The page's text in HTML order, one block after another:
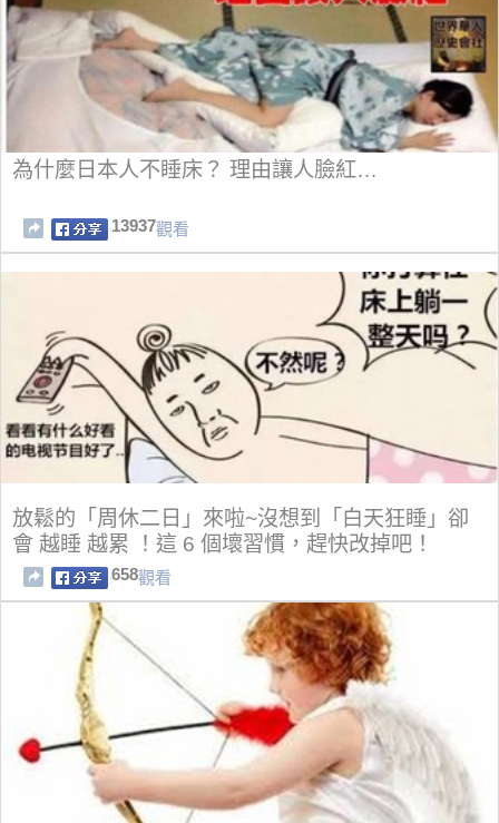
為什麼日本人不睡床？ 理由讓人臉紅…
13937觀看
放鬆的「周休二日」來啦~沒想到「白天狂睡」卻
會 越睡 越累 ！這 6 個壞習慣，趕快改掉吧！
658觀看